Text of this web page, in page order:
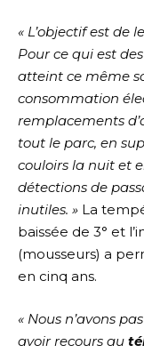
« L’objectif est de
Pour ce qui est des
atteint ce même
consommation
remplacements
tout le parc, en
couloirs la nuit et
détections de
inutiles. » La
baissée de 3° et
(mousseurs) a
en cinq ans.
« Nous n’avons
avoir recours au